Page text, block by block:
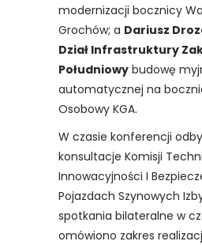
modernizacji bocznicy
Grochów; a Dariusz
Dział Infrastruktury
Południowy budowę
automatycznej na
Osobowy KGA.
W czasie konferencji
konsultacje Komisji
Innowacyjności I
Pojazdach Szynowych
spotkania bilateralne w
omówiono zakres